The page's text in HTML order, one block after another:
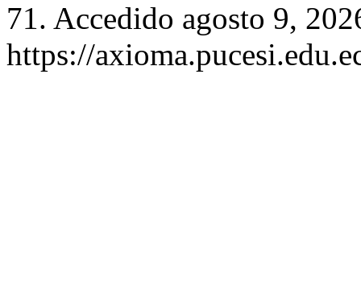
71. Accedido agosto 9,
https://